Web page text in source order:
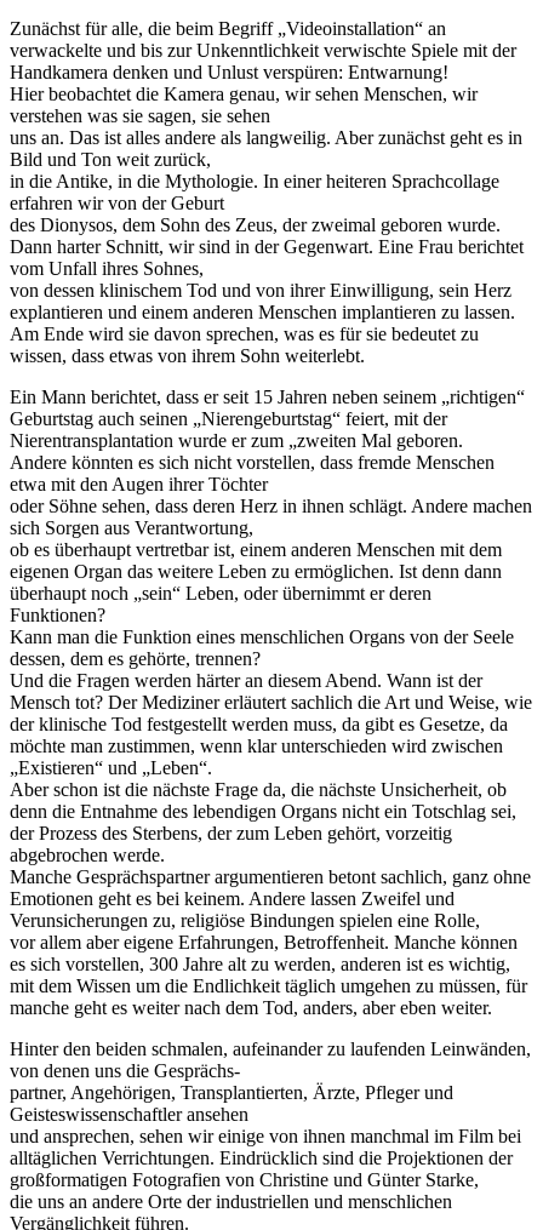
Zunächst für alle, die beim Begriff „Videoinstallation“ an
verwackelte und bis zur Unkenntlichkeit verwischte Spiele mit der
Handkamera denken und Unlust verspüren: Entwarnung!
Hier beobachtet die Kamera genau, wir sehen Menschen, wir
verstehen was sie sagen, sie sehen
uns an. Das ist alles andere als langweilig. Aber zunächst geht es in
Bild und Ton weit zurück,
in die Antike, in die Mythologie. In einer heiteren Sprachcollage
erfahren wir von der Geburt
des Dionysos, dem Sohn des Zeus, der zweimal geboren wurde.
Dann harter Schnitt, wir sind in der Gegenwart. Eine Frau berichtet
vom Unfall ihres Sohnes,
von dessen klinischem Tod und von ihrer Einwilligung, sein Herz
explantieren und einem anderen Menschen implantieren zu lassen.
Am Ende wird sie davon sprechen, was es für sie bedeutet zu
wissen, dass etwas von ihrem Sohn weiterlebt.
Ein Mann berichtet, dass er seit 15 Jahren neben seinem „richtigen“
Geburtstag auch seinen „Nierengeburtstag“ feiert, mit der
Nierentransplantation wurde er zum „zweiten Mal geboren.
Andere könnten es sich nicht vorstellen, dass fremde Menschen
etwa mit den Augen ihrer Töchter
oder Söhne sehen, dass deren Herz in ihnen schlägt. Andere machen
sich Sorgen aus Verantwortung,
ob es überhaupt vertretbar ist, einem anderen Menschen mit dem
eigenen Organ das weitere Leben zu ermöglichen. Ist denn dann
überhaupt noch „sein“ Leben, oder übernimmt er deren
Funktionen?
Kann man die Funktion eines menschlichen Organs von der Seele
dessen, dem es gehörte, trennen?
Und die Fragen werden härter an diesem Abend. Wann ist der
Mensch tot? Der Mediziner erläutert sachlich die Art und Weise, wie
der klinische Tod festgestellt werden muss, da gibt es Gesetze, da
möchte man zustimmen, wenn klar unterschieden wird zwischen
„Existieren“ und „Leben“.
Aber schon ist die nächste Frage da, die nächste Unsicherheit, ob
denn die Entnahme des lebendigen Organs nicht ein Totschlag sei,
der Prozess des Sterbens, der zum Leben gehört, vorzeitig
abgebrochen werde.
Manche Gesprächspartner argumentieren betont sachlich, ganz ohne
Emotionen geht es bei keinem. Andere lassen Zweifel und
Verunsicherungen zu, religiöse Bindungen spielen eine Rolle,
vor allem aber eigene Erfahrungen, Betroffenheit. Manche können
es sich vorstellen, 300 Jahre alt zu werden, anderen ist es wichtig,
mit dem Wissen um die Endlichkeit täglich umgehen zu müssen, für
manche geht es weiter nach dem Tod, anders, aber eben weiter.
Hinter den beiden schmalen, aufeinander zu laufenden Leinwänden,
von denen uns die Gesprächs-
partner, Angehörigen, Transplantierten, Ärzte, Pfleger und
Geisteswissenschaftler ansehen
und ansprechen, sehen wir einige von ihnen manchmal im Film bei
alltäglichen Verrichtungen. Eindrücklich sind die Projektionen der
großformatigen Fotografien von Christine und Günter Starke,
die uns an andere Orte der industriellen und menschlichen
Vergänglichkeit führen.